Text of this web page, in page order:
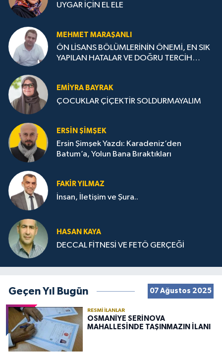
UYGAR İÇİN EL ELE
MEHMET MARAŞANLI
ÖN LİSANS BÖLÜMLERİNİN ÖNEMİ, EN SIK
YAPILAN HATALAR VE DOĞRU TERCİH
EMIYRA BAYRAK
ÇOCUKLAR ÇİÇEKTİR SOLDURMAYALIM
ERSIN ŞIMŞEK
Ersin Şimşek Yazdı: Karadeniz’den
Batum’a, Yolun Bana Bıraktıkları
FAKIR YILMAZ
İnsan, İletişim ve Şura..
HASAN KAYA
DECCAL FİTNESİ VE FETÖ GERÇEĞİ
Geçen Yıl Bugün 07 Ağustos 2025
RESMI İLANLAR
OSMANİYE SERİNOVA
MAHALLESİNDE TAŞINMAZIN İLANI